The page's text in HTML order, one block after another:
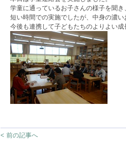
学童に通っているお子さんの様子を聞
短い時間での実施でしたが、中身の濃い
今後も連携して子どもたちのよりよい成
< 前の記事へ